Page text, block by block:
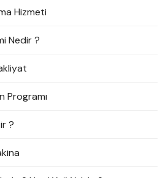
Hizmeti
Nedir ?
Programı
?